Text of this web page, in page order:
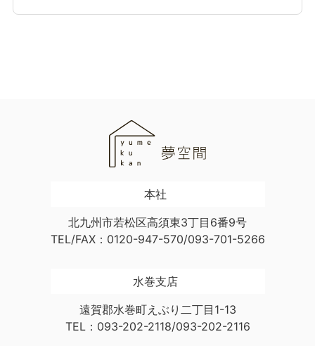
本社
北九州市若松区高須東3丁目6番9号
TEL/FAX：0120-947-570/093-701-5266
水巻支店
遠賀郡水巻町えぶり二丁目1-13
TEL：093-202-2118/093-202-2116